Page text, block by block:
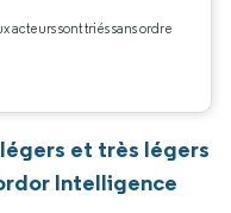
sont triés sans ordre
et très légers
Intelligence